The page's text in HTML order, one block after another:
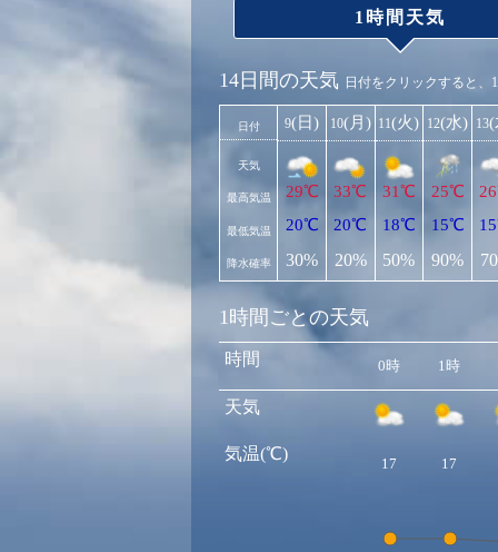
1時間天気
14日間の天気 日付をクリックすると
日付
天気
最高気温
最低気温
降水確率
9(日)
29℃
20℃
30%
10(月)
33℃
20℃
20%
11(火)
31℃
18℃
50%
12(水)
25℃
15℃
90%
13(
1時間ごとの天気
時間
天気
気温(℃)
0時 1時
17 17